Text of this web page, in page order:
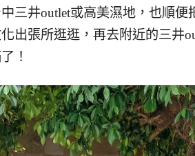
三井outlet或高美濕地，也順便
出張所逛逛，再去附近的三井
！